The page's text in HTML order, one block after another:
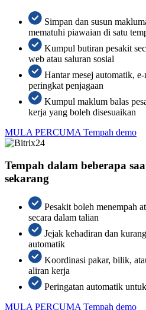
Simpan dan susun
mematuhi piawaian di satu
Kumpul butiran pesakit
web atau saluran sosial
Hantar mesej automatik,
peringkat penjagaan
Kumpul maklum balas
kerja yang boleh disesuaikan
MULA PERCUMA Tempah demo
Tempah dalam beberapa
sekarang
Pesakit boleh menempah
secara dalam talian
Jejak kehadiran dan
automatik
Koordinasi pakar, bilik,
aliran kerja
Peringatan automatik
MULA PERCUMA Tempah demo